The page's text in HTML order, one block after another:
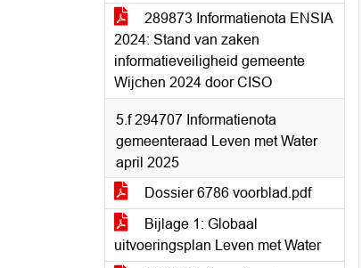
289873 Informatienota ENSIA
2024: Stand van zaken
informatieveiligheid gemeente
Wijchen 2024 door CISO
5.f 294707 Informatienota
gemeenteraad Leven met Water
april 2025
Dossier 6786 voorblad.pdf
Bijlage 1: Globaal
uitvoeringsplan Leven met Water